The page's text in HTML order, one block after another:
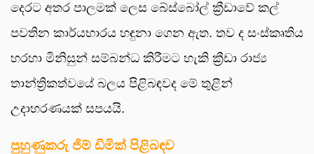
දෙරට අතර පාලමක් ලෙස බේස්බෝල් ක්‍රීඩාවේ කල්
පවතින කාර්යභාරය හඳුනා ගෙන ඇත. තව ද සංස්කෘතිය
හරහා මිනිසුන් සම්බන්ධ කිරීමට හැකි ක්‍රීඩා රාජ්‍ය
තාන්ත්‍රිකත්වයේ බලය පිළිබඳවද මේ තුළින්
උදාහරණයක් සපයයි.
පුහුණුකරු ජිම් ඩිමික් පිළිබඳව